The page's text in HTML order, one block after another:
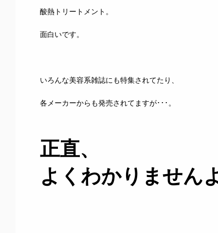
酸熱トリートメント。
面白いです。
いろんな美容系雑誌にも特集されてたり、
各メーカーからも発売されてますが･･･。
正直、
よくわかりません